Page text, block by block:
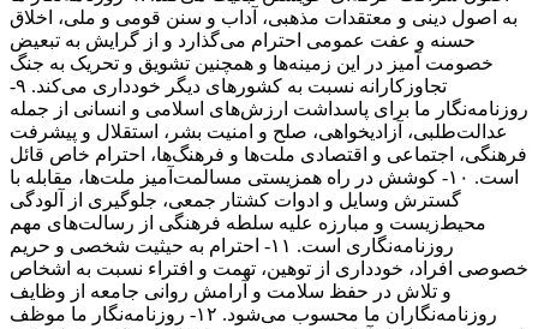
به اصول دینی و معتقدات مذهبی، آداب و سنن قومی و ملی، اخلاق
حسنه و عفت عمومی احترام می‌گذارد و از گرایش به تبعیض
خصومت آمیز در این زمینه‌ها و همچنین تشویق و تحریک به جنگ
تجاوزکارانه نسبت به کشورهای دیگر خودداری می‌کند. ۹-
روزنامه‌نگار ما برای پاسداشت ارزش‌های اسلامی و انسانی از جمله
عدالت‌طلبی، آزادیخواهی، صلح و امنیت بشر، استقلال و پیشرفت
فرهنگی، اجتماعی و اقتصادی ملت‌ها و فرهنگ‌ها، احترام خاص قائل
است. ۱۰- کوشش در راه همزیستی مسالمت‌آمیز ملت‌ها، مقابله با
گسترش وسایل و ادوات کشتار جمعی، جلوگیری از آلودگی
محیط‌زیست و مبارزه علیه سلطه فرهنگی از رسالت‌های مهم
روزنامه‌نگاری است. ۱۱- احترام به حیثیت شخصی و حریم
خصوصی افراد، خودداری از توهین، تهمت و افتراء نسبت به اشخاص
و تلاش در حفظ سلامت و آرامش روانی جامعه از وظایف
روزنامه‌نگاران ما محسوب می‌شود. ۱۲- روزنامه‌نگار ما موظف